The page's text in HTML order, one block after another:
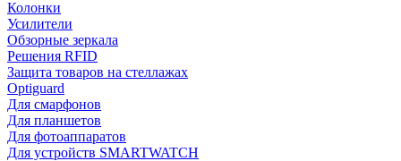
Колонки
Усилители
Обзорные зеркала
Решения RFID
Защита товаров на стеллажах
Optiguard
Для смарфонов
Для планшетов
Для фотоаппаратов
Для устройств SMARTWATCH